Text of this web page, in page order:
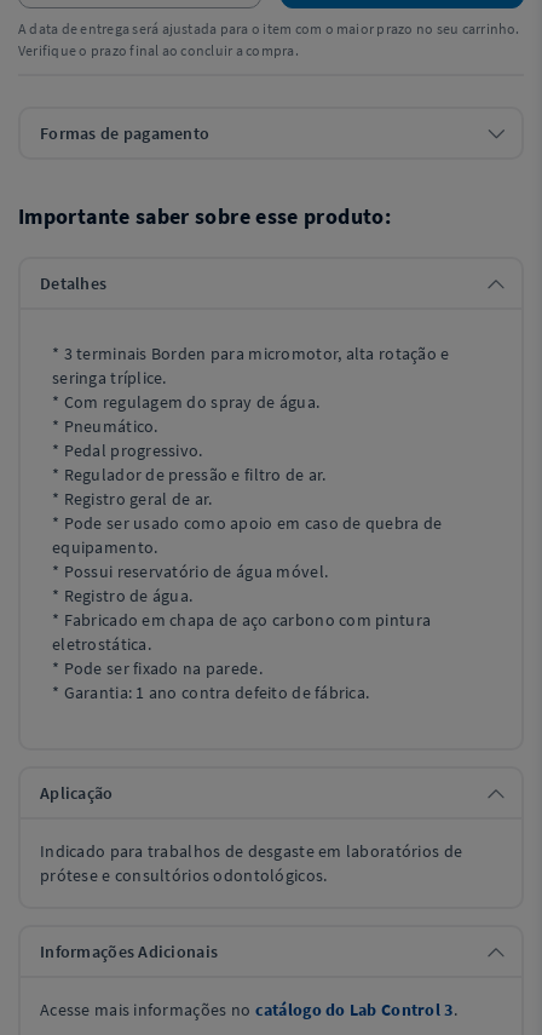
A data de entrega será ajustada para o item com o maior prazo no seu carrinho.
Verifique o prazo final ao concluir a compra.
Formas de pagamento
Importante saber sobre esse produto:
Detalhes
* 3 terminais Borden para micromotor, alta rotação e
seringa tríplice.
* Com regulagem do spray de água.
* Pneumático.
* Pedal progressivo.
* Regulador de pressão e filtro de ar.
* Registro geral de ar.
* Pode ser usado como apoio em caso de quebra de
equipamento.
* Possui reservatório de água móvel.
* Registro de água.
* Fabricado em chapa de aço carbono com pintura
eletrostática.
* Pode ser fixado na parede.
* Garantia: 1 ano contra defeito de fábrica.
Aplicação
Indicado para trabalhos de desgaste em laboratórios de
prótese e consultórios odontológicos.
Informações Adicionais
Acesse mais informações no catálogo do Lab Control 3.